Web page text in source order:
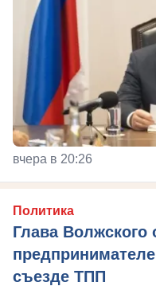
вчера в 20:26
Политика
Глава Волжского
съезде ТПП